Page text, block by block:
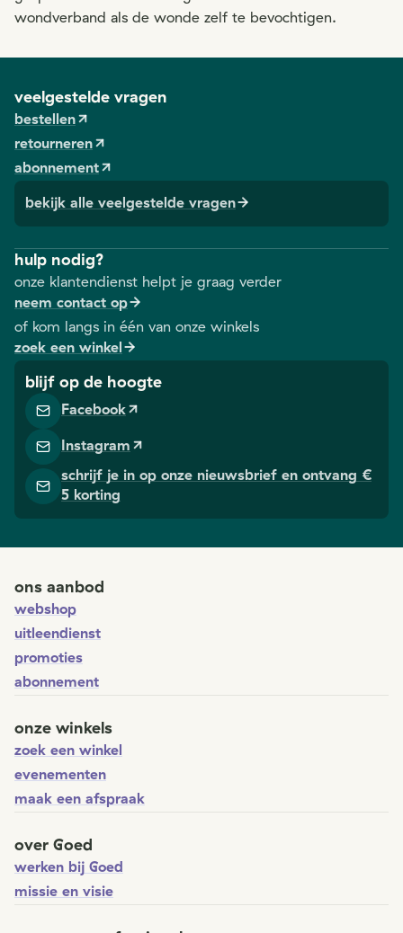
wondverband als de wonde zelf te bevochtigen.
veelgestelde vragen
bestellen
retourneren
abonnement
bekijk alle veelgestelde vragen
hulp nodig?
onze klantendienst helpt je graag verder
neem contact op
of kom langs in één van onze winkels
zoek een winkel
blijf op de hoogte
Facebook
Instagram
schrijf je in op onze nieuwsbrief en ontvang €
5 korting
ons aanbod
webshop
uitleendienst
promoties
abonnement
onze winkels
zoek een winkel
evenementen
maak een afspraak
over Goed
werken bij Goed
missie en visie